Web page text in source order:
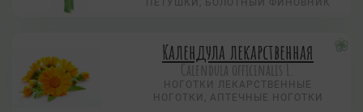
ПЕТУШКИ, БОЛОТНЫЙ ФИНОВНИК
Календула лекарственная
Calendula officinalis L.
НОГОТКИ ЛЕКАРСТВЕННЫЕ
НОГОТКИ, АПТЕЧНЫЕ НОГОТКИ